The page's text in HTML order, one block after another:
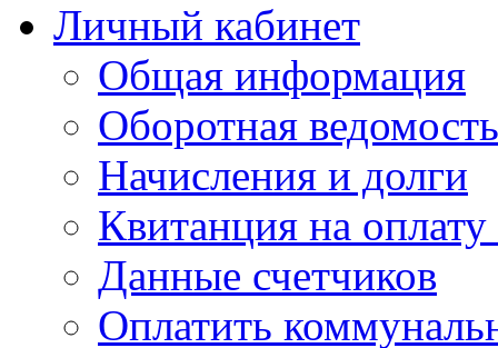
Личный кабинет
Общая информация
Оборотная ведомость
Начисления и долги
Квитанция на
Данные счетчиков
Оплатить